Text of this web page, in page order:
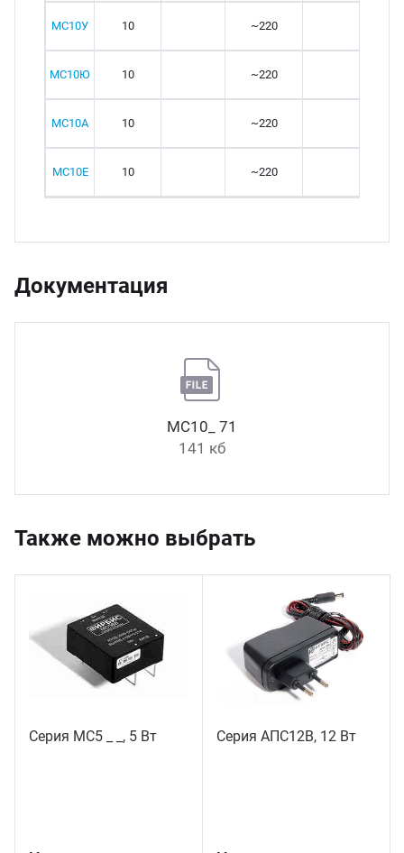
МС10У 10 ~220
МС10Ю 10 ~220
МС10А 10 ~220
МС10Е 10 ~220
Документация
МС10_ 71
141 кб
Также можно выбрать
Серия МС5 _ _, 5 Вт Серия АПС12В, 12 Вт